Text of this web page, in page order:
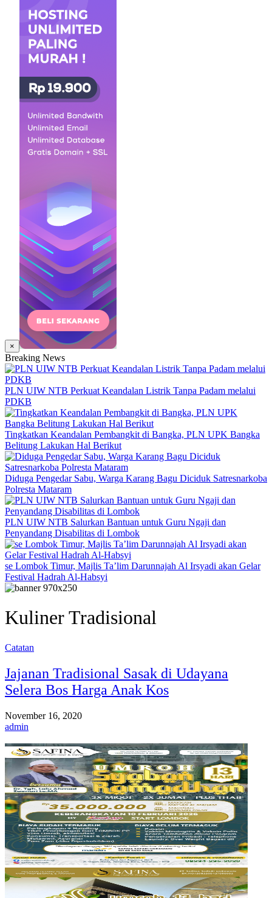
×
Breaking News
PLN UIW NTB Perkuat Keandalan Listrik Tanpa Padam melalui
PDKB
Tingkatkan Keandalan Pembangkit di Bangka, PLN UPK Bangka
Belitung Lakukan Hal Berikut
Diduga Pengedar Sabu, Warga Karang Bagu Diciduk Satresnarkoba
Polresta Mataram
PLN UIW NTB Salurkan Bantuan untuk Guru Ngaji dan
Penyandang Disabilitas di Lombok
se Lombok Timur, Majlis Ta’lim Darunnajah Al Irsyadi akan Gelar
Festival Hadrah Al-Habsyi
Kuliner Tradisional
Catatan
Jajanan Tradisional Sasak di Udayana
Selera Bos Harga Anak Kos
November 16, 2020
admin